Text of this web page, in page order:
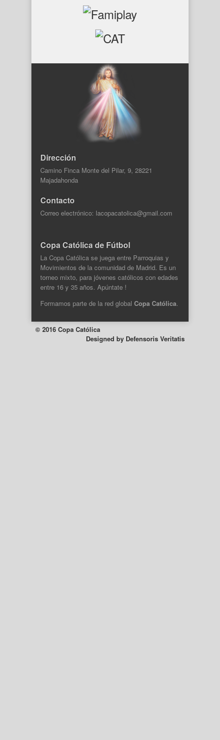
Dirección
Camino Finca Monte del Pilar, 9, 28221
Majadahonda
Contacto
Correo electrónico: lacopacatolica@gmail.com
Copa Católica de Fútbol
La Copa Católica se juega entre Parroquias y
Movimientos de la comunidad de Madrid. Es un
torneo mixto, para jóvenes católicos con edades
entre 16 y 35 años. Apúntate !
Formamos parte de la red global Copa Católica.
© 2016 Copa Católica
Designed by Defensoris Veritatis